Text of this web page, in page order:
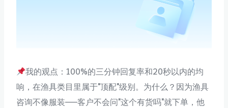
我的观点：100%的三分钟回复率和20秒以内的均
响，在渔具类目里属于"顶配"级别。为什么？因为渔具
咨询不像服装——客户不会问"这个有货吗"就下单，他